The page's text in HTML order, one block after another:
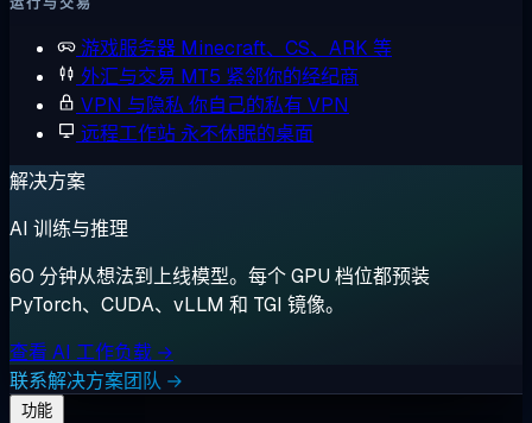
游戏服务器 Minecraft、CS、ARK 等
外汇与交易 MT5 紧邻你的经纪商
VPN 与隐私 你自己的私有 VPN
远程工作站 永不休眠的桌面
解决方案
AI 训练与推理
60 分钟从想法到上线模型。每个 GPU 档位都预装
PyTorch、CUDA、vLLM 和 TGI 镜像。
查看 AI 工作负载 →
联系解决方案团队 →